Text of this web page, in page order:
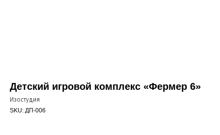
Детский игровой комплекс «Фермер 6»
Изостудия
SKU: ДП-006